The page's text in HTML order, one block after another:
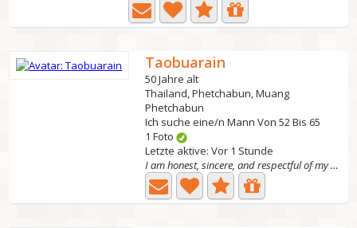
Taobuarain
50 Jahre alt
Thailand, Phetchabun, Muang
Phetchabun
Ich suche eine/n Mann Von 52 Bis 65
1 Foto
Letzte aktive: Vor 1 Stunde
I am honest, sincere, and respectful of my partner. I...